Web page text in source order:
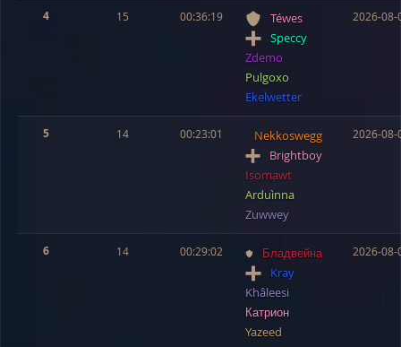
4 15 00:36:19
Téwes
Speccy
Zdemo
Pulgoxo
Ekelwetter
2026-08-
5 14 00:23:01
Nekkoswegg
Brightboy
Isomawt
Arduìnna
Zuwwey
2026-08-
6 14 00:29:02
Бладвейна
Kray
Khâleesi
Катрион
Yazeed
2026-08-